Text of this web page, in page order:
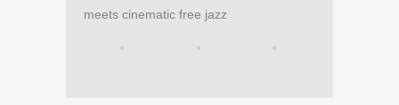
meets cinematic free jazz